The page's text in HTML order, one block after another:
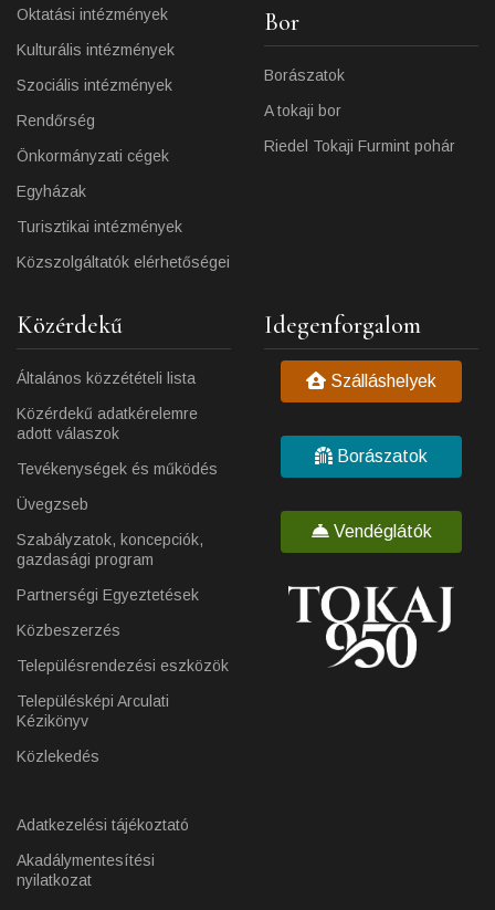
Oktatási intézmények
Kulturális intézmények
Szociális intézmények
Rendőrség
Önkormányzati cégek
Egyházak
Turisztikai intézmények
Közszolgáltatók elérhetőségei
Bor
Borászatok
A tokaji bor
Riedel Tokaji Furmint pohár
Közérdekű
Általános közzétételi lista
Közérdekű adatkérelemre
adott válaszok
Tevékenységek és működés
Üvegzseb
Szabályzatok, koncepciók,
gazdasági program
Partnerségi Egyeztetések
Közbeszerzés
Településrendezési eszközök
Településképi Arculati
Kézikönyv
Közlekedés
Adatkezelési tájékoztató
Akadálymentesítési
nyilatkozat
Idegenforgalom
Szálláshelyek
Borászatok
Vendéglátók